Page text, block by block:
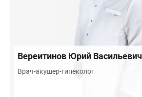
Вереитинов Юрий Васильевич
Врач-акушер-гинеколог